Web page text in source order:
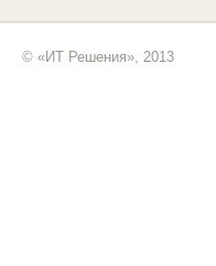
© «ИТ Решения», 2013